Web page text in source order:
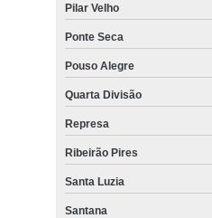
Pilar Velho
Ponte Seca
Pouso Alegre
Quarta Divisão
Represa
Ribeirão Pires
Santa Luzia
Santana